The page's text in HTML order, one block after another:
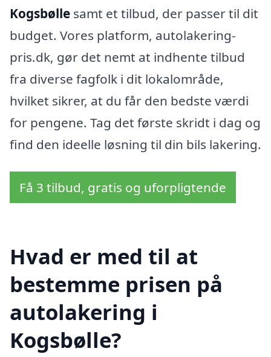
Kogsbølle samt et tilbud, der passer til dit
budget. Vores platform, autolakering-
pris.dk, gør det nemt at indhente tilbud
fra diverse fagfolk i dit lokalområde,
hvilket sikrer, at du får den bedste værdi
for pengene. Tag det første skridt i dag og
find den ideelle løsning til din bils lakering.
Få 3 tilbud, gratis og uforpligtende
Hvad er med til at
bestemme prisen på
autolakering i
Kogsbølle?